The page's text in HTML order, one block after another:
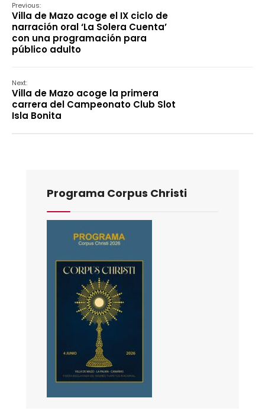
Previous:
Villa de Mazo acoge el IX ciclo de
narración oral ‘La Solera Cuenta’
con una programación para
público adulto
Next:
Villa de Mazo acoge la primera
carrera del Campeonato Club Slot
Isla Bonita
Programa Corpus Christi